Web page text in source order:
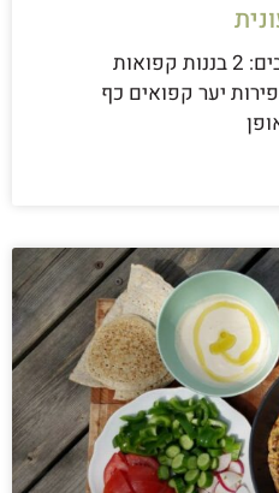
גלידה בריאה וטעימה: רכיבים: 2 בננות קפואות
גרם פירות יער קפואים כף